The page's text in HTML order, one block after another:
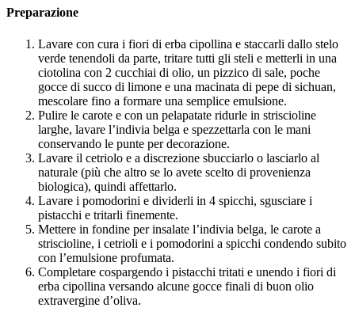
Preparazione
Lavare con cura i fiori di erba cipollina e staccarli dallo stelo
verde tenendoli da parte, tritare tutti gli steli e metterli in una
ciotolina con 2 cucchiai di olio, un pizzico di sale, poche
gocce di succo di limone e una macinata di pepe di sichuan,
mescolare fino a formare una semplice emulsione.
Pulire le carote e con un pelapatate ridurle in striscioline
larghe, lavare l’indivia belga e spezzettarla con le mani
conservando le punte per decorazione.
Lavare il cetriolo e a discrezione sbucciarlo o lasciarlo al
naturale (più che altro se lo avete scelto di provenienza
biologica), quindi affettarlo.
Lavare i pomodorini e dividerli in 4 spicchi, sgusciare i
pistacchi e tritarli finemente.
Mettere in fondine per insalate l’indivia belga, le carote a
striscioline, i cetrioli e i pomodorini a spicchi condendo subito
con l’emulsione profumata.
Completare cospargendo i pistacchi tritati e unendo i fiori di
erba cipollina versando alcune gocce finali di buon olio
extravergine d’oliva.